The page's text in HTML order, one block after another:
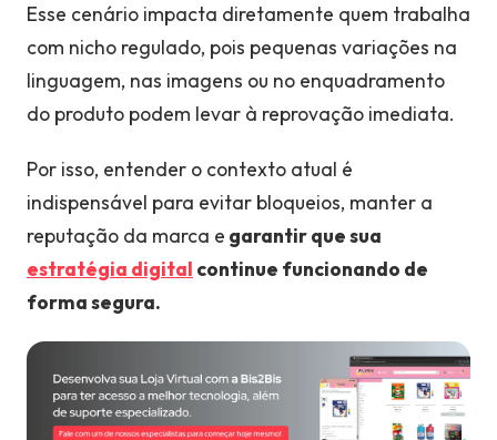
Esse cenário impacta diretamente quem trabalha
com nicho regulado, pois pequenas variações na
linguagem, nas imagens ou no enquadramento
do produto podem levar à reprovação imediata.
Por isso, entender o contexto atual é
indispensável para evitar bloqueios, manter a
reputação da marca e garantir que sua
estratégia digital continue funcionando de
forma segura.